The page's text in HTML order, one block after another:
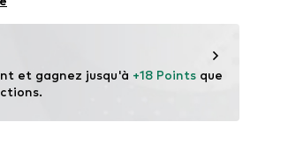
les déchets et préserver les
et gagnez jusqu'à +18 Points que